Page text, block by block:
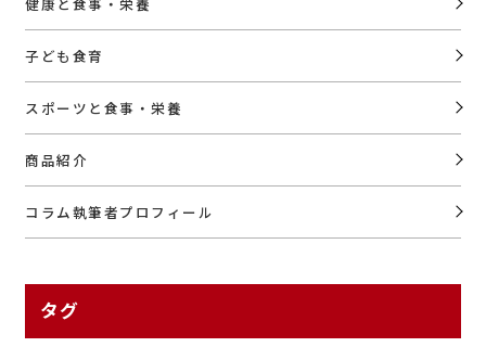
子ども食育
スポーツと食事・栄養
商品紹介
コラム執筆者プロフィール
タグ